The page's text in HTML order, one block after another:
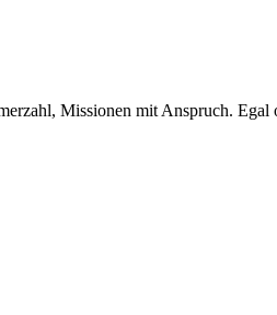
Missionen mit Anspruch.